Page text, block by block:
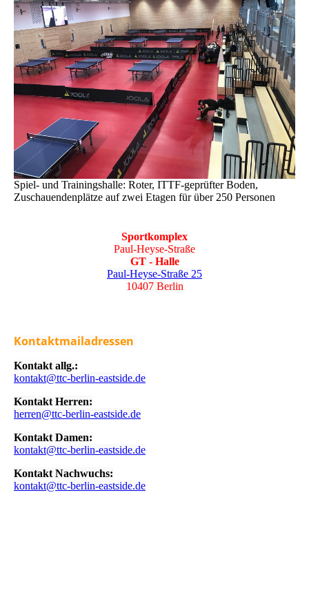
Spiel- und Trainingshalle: Roter, ITTF-geprüfter Boden,
Zuschauendenplätze auf zwei Etagen für über 250 Personen
Sportkomplex
Paul-Heyse-Straße
GT - Halle
Paul-Heyse-Straße 25
10407 Berlin
Kontaktmailadressen
Kontakt allg.:
kontakt@ttc-berlin-eastside.de
Kontakt Herren:
herren@ttc-berlin-eastside.de
Kontakt Damen:
kontakt@ttc-berlin-eastside.de
Kontakt Nachwuchs:
kontakt@ttc-berlin-eastside.de